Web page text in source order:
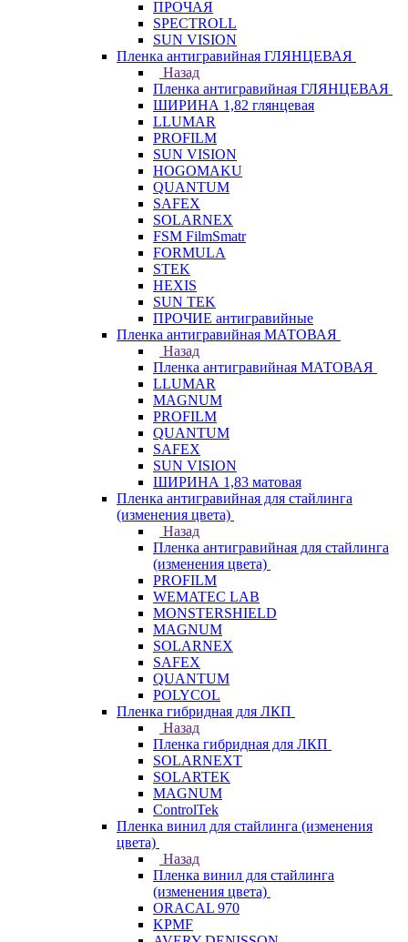
ПРОЧАЯ
SPECTROLL
SUN VISION
Пленка антигравийная ГЛЯНЦЕВАЯ
Назад
Пленка антигравийная ГЛЯНЦЕВАЯ
ШИРИНА 1,82 глянцевая
LLUMAR
PROFILM
SUN VISION
HOGOMAKU
QUANTUM
SAFEX
SOLARNEX
FSM FilmSmatr
FORMULA
STEK
HEXIS
SUN TEK
ПРОЧИЕ антигравийные
Пленка антигравийная МАТОВАЯ
Назад
Пленка антигравийная МАТОВАЯ
LLUMAR
MAGNUM
PROFILM
QUANTUM
SAFEX
SUN VISION
ШИРИНА 1,83 матовая
Пленка антигравийная для стайлинга
(изменения цвета)
Назад
Пленка антигравийная для стайлинга
(изменения цвета)
PROFILM
WEMATEC LAB
MONSTERSHIELD
MAGNUM
SOLARNEX
SAFEX
QUANTUM
POLYCOL
Пленка гибридная для ЛКП
Назад
Пленка гибридная для ЛКП
SOLARNEXT
SOLARTEK
MAGNUM
ControlTek
Пленка винил для стайлинга (изменения
цвета)
Назад
Пленка винил для стайлинга
(изменения цвета)
ORACAL 970
KPMF